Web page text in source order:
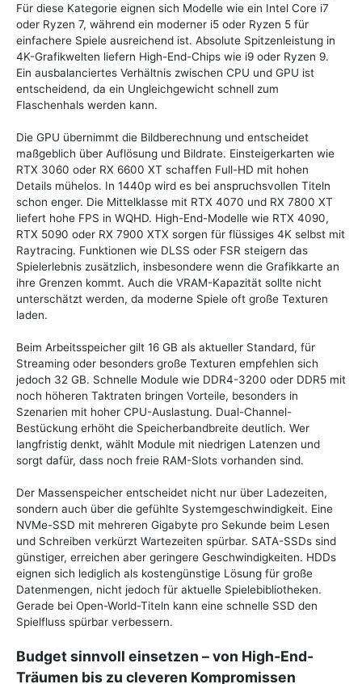
Für diese Kategorie eignen sich Modelle wie ein Intel Core i7
oder Ryzen 7, während ein moderner i5 oder Ryzen 5 für
einfachere Spiele ausreichend ist. Absolute Spitzenleistung in
4K-Grafikwelten liefern High-End-Chips wie i9 oder Ryzen 9.
Ein ausbalanciertes Verhältnis zwischen CPU und GPU ist
entscheidend, da ein Ungleichgewicht schnell zum
Flaschenhals werden kann.
Die GPU übernimmt die Bildberechnung und entscheidet
maßgeblich über Auflösung und Bildrate. Einsteigerkarten wie
RTX 3060 oder RX 6600 XT schaffen Full-HD mit hohen
Details mühelos. In 1440p wird es bei anspruchsvollen Titeln
schon enger. Die Mittelklasse mit RTX 4070 und RX 7800 XT
liefert hohe FPS in WQHD. High-End-Modelle wie RTX 4090,
RTX 5090 oder RX 7900 XTX sorgen für flüssiges 4K selbst mit
Raytracing. Funktionen wie DLSS oder FSR steigern das
Spielerlebnis zusätzlich, insbesondere wenn die Grafikkarte an
ihre Grenzen kommt. Auch die VRAM-Kapazität sollte nicht
unterschätzt werden, da moderne Spiele oft große Texturen
laden.
Beim Arbeitsspeicher gilt 16 GB als aktueller Standard, für
Streaming oder besonders große Texturen empfehlen sich
jedoch 32 GB. Schnelle Module wie DDR4-3200 oder DDR5 mit
noch höheren Taktraten bringen Vorteile, besonders in
Szenarien mit hoher CPU-Auslastung. Dual-Channel-
Bestückung erhöht die Speicherbandbreite deutlich. Wer
langfristig denkt, wählt Module mit niedrigen Latenzen und
sorgt dafür, dass noch freie RAM-Slots vorhanden sind.
Der Massenspeicher entscheidet nicht nur über Ladezeiten,
sondern auch über die gefühlte Systemgeschwindigkeit. Eine
NVMe-SSD mit mehreren Gigabyte pro Sekunde beim Lesen
und Schreiben verkürzt Wartezeiten spürbar. SATA-SSDs sind
günstiger, erreichen aber geringere Geschwindigkeiten. HDDs
eignen sich lediglich als kostengünstige Lösung für große
Datenmengen, nicht jedoch für aktuelle Spielebibliotheken.
Gerade bei Open-World-Titeln kann eine schnelle SSD den
Spielfluss spürbar verbessern.
Budget sinnvoll einsetzen – von High-End-
Träumen bis zu cleveren Kompromissen